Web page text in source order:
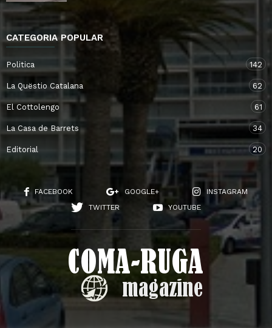
CATEGORIA POPULAR
Politica 142
La Quëstio Catalana 62
El Cottolengo 61
La Casa de Barrets 34
Editorial 20
FACEBOOK GOOGLE+
INSTAGRAM
TWITTER
YOUTUBE